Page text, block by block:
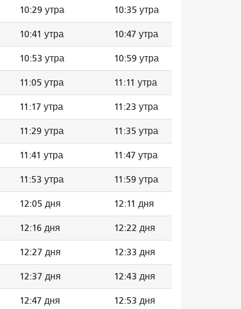
10:29 утра 10:35 утра
10:41 утра 10:47 утра
10:53 утра 10:59 утра
11:05 утра 11:11 утра
11:17 утра 11:23 утра
11:29 утра 11:35 утра
11:41 утра 11:47 утра
11:53 утра 11:59 утра
12:05 дня 12:11 дня
12:16 дня 12:22 дня
12:27 дня 12:33 дня
12:37 дня 12:43 дня
12:47 дня 12:53 дня